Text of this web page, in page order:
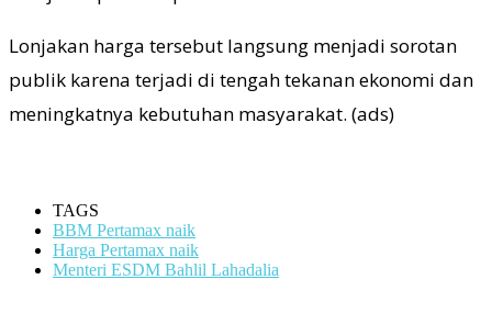
Lonjakan harga tersebut langsung menjadi sorotan
publik karena terjadi di tengah tekanan ekonomi dan
meningkatnya kebutuhan masyarakat. (ads)
TAGS
BBM Pertamax naik
Harga Pertamax naik
Menteri ESDM Bahlil Lahadalia